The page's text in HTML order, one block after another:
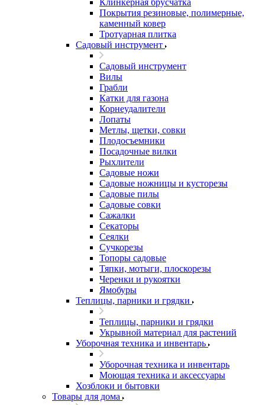
Клинкерная брусчатка
Покрытия резиновые, полимерные,
каменный ковер
Тротуарная плитка
Садовый инструмент
Садовый инструмент
Вилы
Грабли
Катки для газона
Корнеудалители
Лопаты
Метлы, щетки, совки
Плодосъемники
Посадочные вилки
Рыхлители
Садовые ножи
Садовые ножницы и кусторезы
Садовые пилы
Садовые совки
Сажалки
Секаторы
Сеялки
Сучкорезы
Топоры садовые
Тяпки, мотыги, плоскорезы
Черенки и рукоятки
Ямобуры
Теплицы, парники и грядки
Теплицы, парники и грядки
Укрывной материал для растений
Уборочная техника и инвентарь
Уборочная техника и инвентарь
Моющая техника и аксессуары
Хозблоки и бытовки
Товары для дома